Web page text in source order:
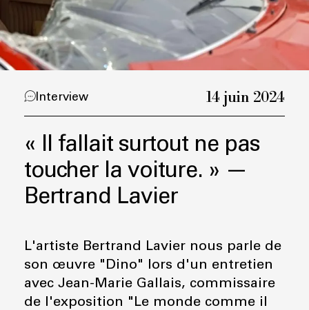
Interview 14 juin 2024
« Il fallait surtout ne pas
toucher la voiture. » —
Bertrand Lavier
L'artiste Bertrand Lavier nous parle de
son œuvre "Dino" lors d'un entretien
avec Jean-Marie Gallais, commissaire
de l'exposition "Le monde comme il